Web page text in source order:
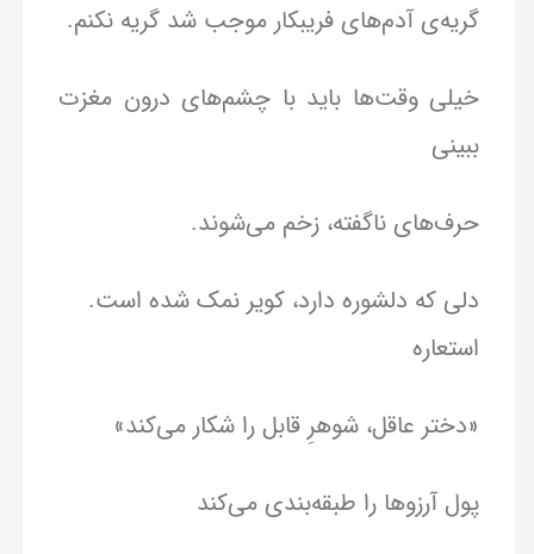
گریه‌ی آدم‌های فریبکار موجب شد گریه نکنم.
خیلی وقت‌ها باید با چشم‌های درون مغزت
ببینی
حرف‌های ناگفته، زخم می‌شوند.
دلی که دلشوره دارد، کویر نمک شده است.
استعاره
«دختر عاقل، شوهرِ قابل را شکار می‌کند»
پول آرزوها را طبقه‌‌بندی می‌کند